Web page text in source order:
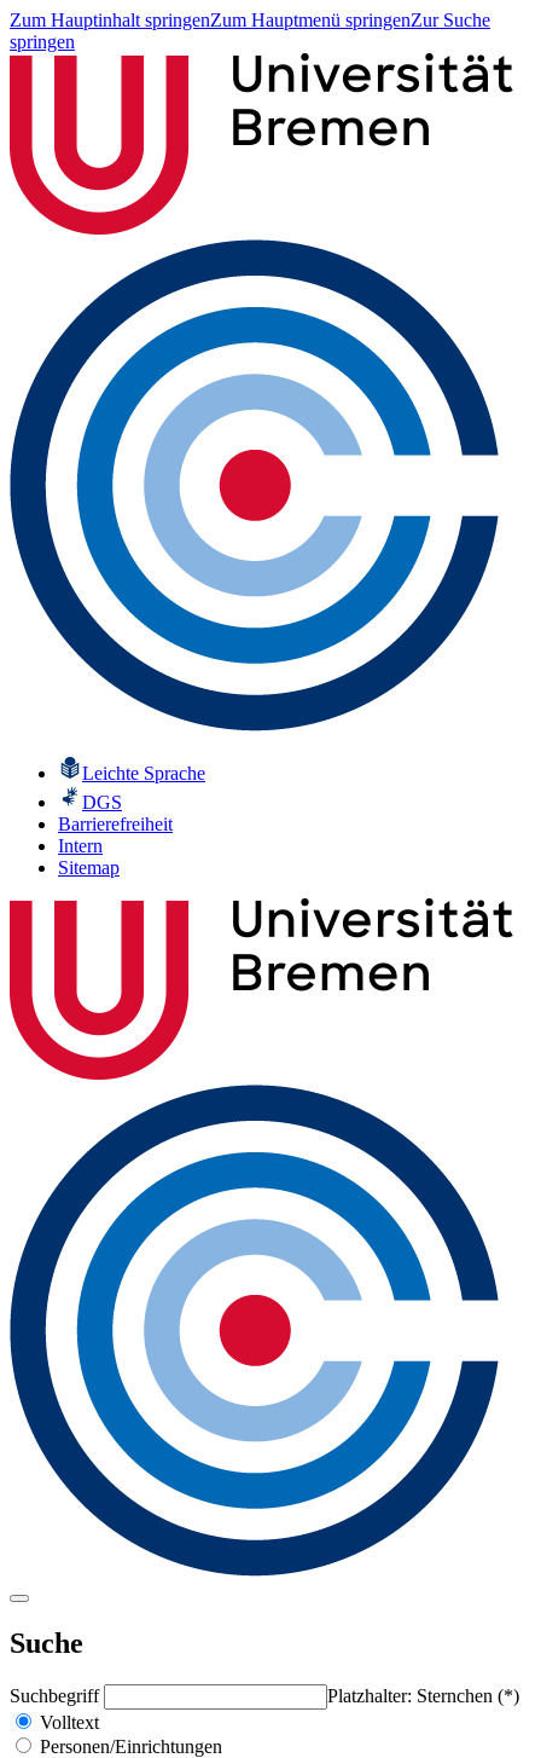
Zum Hauptinhalt springenZum Hauptmenü springenZur Suche
springen
Leichte Sprache
DGS
Barrierefreiheit
Intern
Sitemap
Suche
Suchbegriff
Platzhalter: Sternchen (*)
Volltext
Personen/Einrichtungen